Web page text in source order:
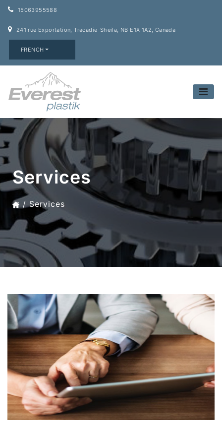
15063955588
241 rue Exportation, Tracadie-Sheila, NB E1X 1A2, Canada
FRENCH
Services
Services